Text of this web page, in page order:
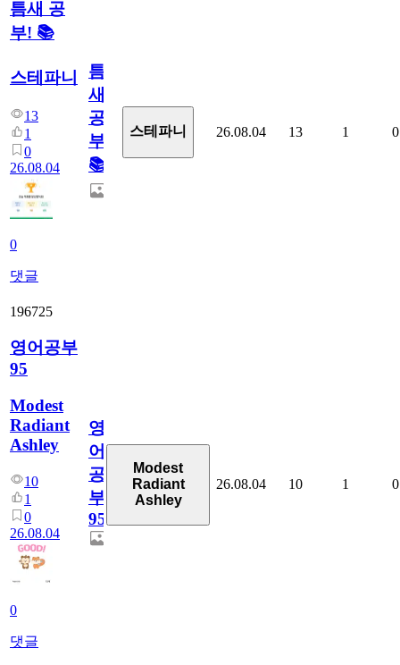
틈새 공
부! 📚
스테파니
13
1
0
26.08.04
0
댓글
틈
새
공
부!
📚
스테파니 26.08.04 13 1 0
196725
영어공부
95
Modest
Radiant
Ashley
10
1
0
26.08.04
0
댓글
영
어
공
부
95
Modest
Radiant
Ashley
26.08.04 10 1 0